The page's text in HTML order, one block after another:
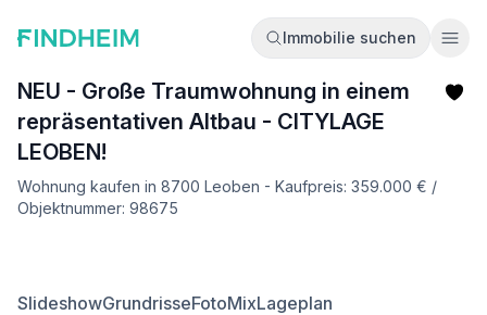
Immobilie suchen
NEU - Große Traumwohnung in einem
repräsentativen Altbau - CITYLAGE
LEOBEN!
Wohnung kaufen in 8700 Leoben - Kaufpreis: 359.000 € /
Objektnummer: 98675
SlideshowGrundrisseFotoMixLageplan